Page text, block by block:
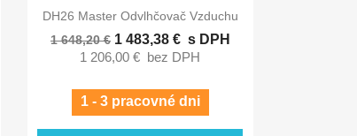
Rýchly náhľad
DH26 Master Odvlhčovač Vzduchu
1 648,20 € 1 483,38 € s DPH
1 206,00 € bez DPH
1 - 3 pracovné dni